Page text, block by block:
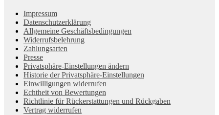
Impressum
Datenschutzerklärung
Allgemeine Geschäftsbedingungen
Widerrufsbelehrung
Zahlungsarten
Presse
Privatsphäre-Einstellungen ändern
Historie der Privatsphäre-Einstellungen
Einwilligungen widerrufen
Echtheit von Bewertungen
Richtlinie für Rückerstattungen und Rückgaben
Vertrag widerrufen